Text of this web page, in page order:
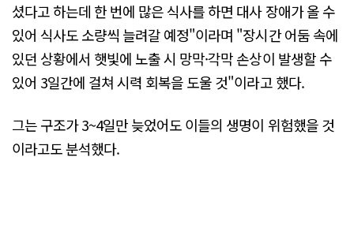
셨다고 하는데 한 번에 많은 식사를 하면 대사 장애가 올 수
있어 식사도 소량씩 늘려갈 예정"이라며 "장시간 어둠 속에
있던 상황에서 햇빛에 노출 시 망막·각막 손상이 발생할 수
있어 3일간에 걸쳐 시력 회복을 도울 것"이라고 했다.
그는 구조가 3~4일만 늦었어도 이들의 생명이 위험했을 것
이라고도 분석했다.